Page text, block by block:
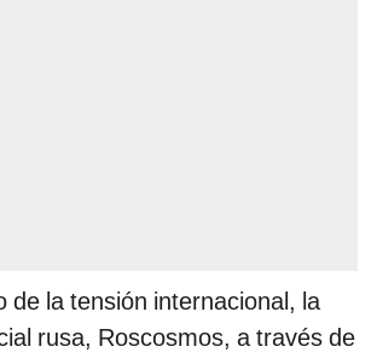
de la tensión internacional, la
rusa, Roscosmos, a través de